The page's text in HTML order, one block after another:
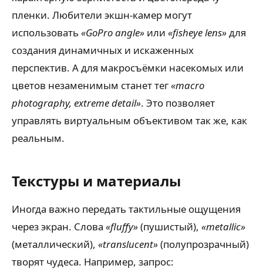
пленки. Любители экшн-камер могут
использовать «GoPro angle» или «fisheye lens»для
создания динамичных и искаженных
перспектив. А для макросъёмки насекомых или
цветов незаменимым станет тег«macro
photography, extreme detail». Это позволяет
управлять виртуальным объективом так же, как
реальным.
Текстуры и материалы
Иногда важно передать тактильные ощущения
через экран. Слова «fluffy»(пушистый), «metallic»
(металлический), «translucent»(полупрозрачный)
творят чудеса. Например, запрос: